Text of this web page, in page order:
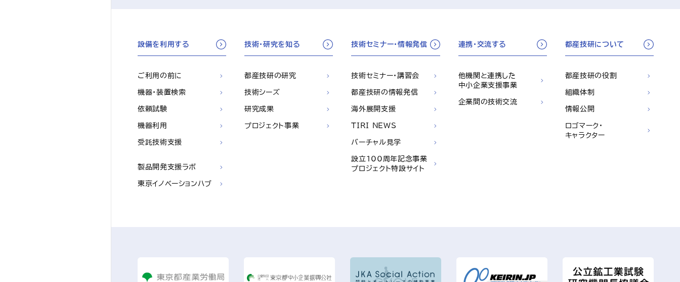
設備を利用する
ご利用の前に
機器・装置検索
依頼試験
機器利用
受託技術支援
製品開発支援ラボ
東京イノベーションハブ
技術・研究を知る
都産技研の研究
技術シーズ
研究成果
プロジェクト事業
技術セミナー・情報発信
技術セミナー・講習会
都産技研の情報発信
海外展開支援
TIRI NEWS
バーチャル見学
設立100周年記念事業
プロジェクト特設サイト
連携・交流する
他機関と連携した
中小企業支援事業
企業間の技術交流
都産技研について
都産技研の役割
組織体制
情報公開
ロゴマーク・
キャラクター